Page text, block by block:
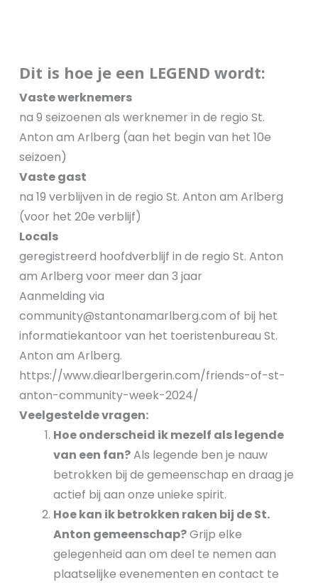
Dit is hoe je een LEGEND wordt:
Vaste werknemers
na 9 seizoenen als werknemer in de regio St.
Anton am Arlberg (aan het begin van het 10e
seizoen)
Vaste gast
na 19 verblijven in de regio St. Anton am Arlberg
(voor het 20e verblijf)
Locals
geregistreerd hoofdverblijf in de regio St. Anton
am Arlberg voor meer dan 3 jaar
Aanmelding via
community@stantonamarlberg.com of bij het
informatiekantoor van het toeristenbureau St.
Anton am Arlberg.
https://www.diearlbergerin.com/friends-of-st-
anton-community-week-2024/
Veelgestelde vragen:
Hoe onderscheid ik mezelf als legende
van een fan?Als legende ben je nauw
betrokken bij de gemeenschap en draag je
actief bij aan onze unieke spirit.
Hoe kan ik betrokken raken bij de St.
Anton gemeenschap?Grijp elke
gelegenheid aan om deel te nemen aan
plaatselijke evenementen en contact te